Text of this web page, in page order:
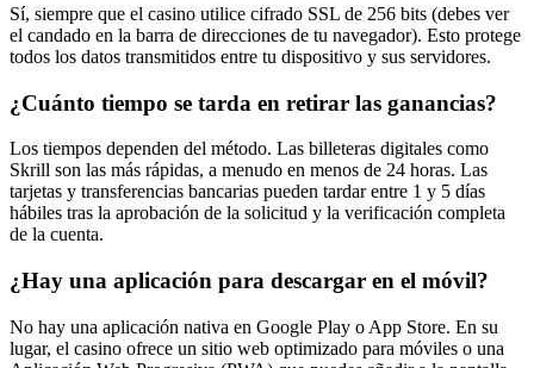
Sí, siempre que el casino utilice cifrado SSL de 256 bits (debes ver
el candado en la barra de direcciones de tu navegador). Esto protege
todos los datos transmitidos entre tu dispositivo y sus servidores.
¿Cuánto tiempo se tarda en retirar las ganancias?
Los tiempos dependen del método. Las billeteras digitales como
Skrill son las más rápidas, a menudo en menos de 24 horas. Las
tarjetas y transferencias bancarias pueden tardar entre 1 y 5 días
hábiles tras la aprobación de la solicitud y la verificación completa
de la cuenta.
¿Hay una aplicación para descargar en el móvil?
No hay una aplicación nativa en Google Play o App Store. En su
lugar, el casino ofrece un sitio web optimizado para móviles o una